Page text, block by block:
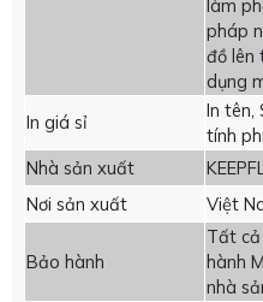
làm
pháp
đồ lên
dụng
In giá sỉ
In tên,
tính
Nhà sản xuất
Nơi sản xuất
Việt
Bảo hành
Tất cả
hành
nhà